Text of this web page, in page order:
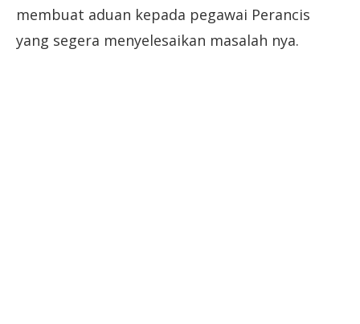
membuat aduan kepada pegawai Perancis
yang segera menyelesaikan masalah nya.